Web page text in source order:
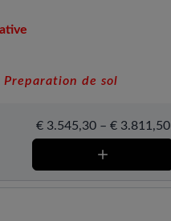
Preparation de sol
€3.545,30– €3.811,50